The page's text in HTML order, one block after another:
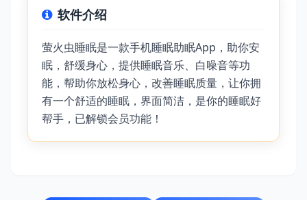
软件介绍
萤火虫睡眠是一款手机睡眠助眠App，助你安
眠，舒缓身心，提供睡眠音乐、白噪音等功
能，帮助你放松身心，改善睡眠质量，让你拥
有一个舒适的睡眠，界面简洁，是你的睡眠好
帮手，已解锁会员功能！